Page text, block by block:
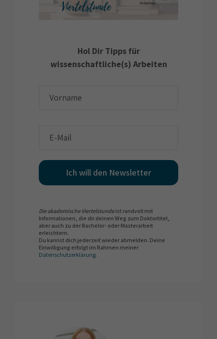
Hol Dir Tipps für
wissenschaftliche(s) Arbeiten
Ich will den Newsletter
Die akademische Viertelstundeist randvoll mit
Informationen, die dir deinen Weg zum Doktortitel,
aber auch zu der Bachelor- oder Masterarbeit
erleichtern.
Du kannst dich jederzeit wieder abmelden. Deine
Einwilligung erfolgt im Rahmen meiner
Datenschutzerklärung.